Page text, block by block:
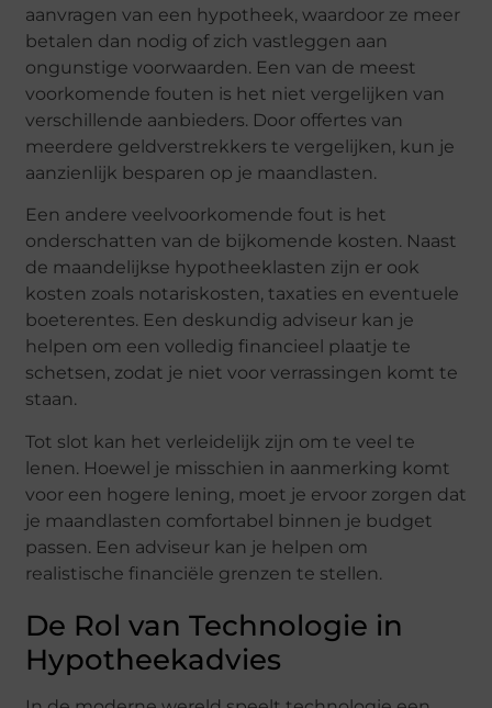
aanvragen van een hypotheek, waardoor ze meer
betalen dan nodig of zich vastleggen aan
ongunstige voorwaarden. Een van de meest
voorkomende fouten is het niet vergelijken van
verschillende aanbieders. Door offertes van
meerdere geldverstrekkers te vergelijken, kun je
aanzienlijk besparen op je maandlasten.
Een andere veelvoorkomende fout is het
onderschatten van de bijkomende kosten. Naast
de maandelijkse hypotheeklasten zijn er ook
kosten zoals notariskosten, taxaties en eventuele
boeterentes. Een deskundig adviseur kan je
helpen om een volledig financieel plaatje te
schetsen, zodat je niet voor verrassingen komt te
staan.
Tot slot kan het verleidelijk zijn om te veel te
lenen. Hoewel je misschien in aanmerking komt
voor een hogere lening, moet je ervoor zorgen dat
je maandlasten comfortabel binnen je budget
passen. Een adviseur kan je helpen om
realistische financiële grenzen te stellen.
De Rol van Technologie in
Hypotheekadvies